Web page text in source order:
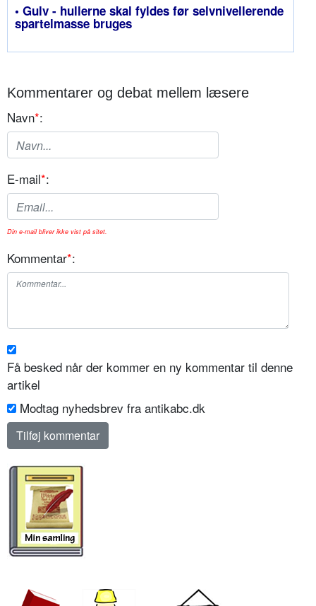
• Gulv - hullerne skal fyldes før selvnivellerende
spartelmasse bruges
Kommentarer og debat mellem læsere
Navn*:
E-mail*:
Din e-mail bliver ikke vist på sitet.
Kommentar*:
Få besked når der kommer en ny kommentar til denne
artikel
Modtag nyhedsbrev fra antikabc.dk